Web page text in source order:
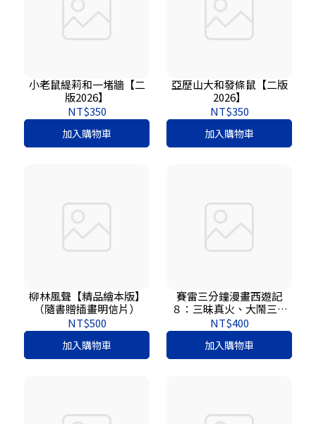
小老鼠緹莉和一堵牆【二
版2026】
NT$350
加入購物車
亞歷山大和發條鼠【二版
2026】
NT$350
加入購物車
柳林風聲【精品繪本版】
（隨書贈插畫明信片）
NT$500
加入購物車
賽雷三分鐘漫畫西遊記
８：三昧真火、大鬧三清
殿、登壇祈雨
NT$400
加入購物車